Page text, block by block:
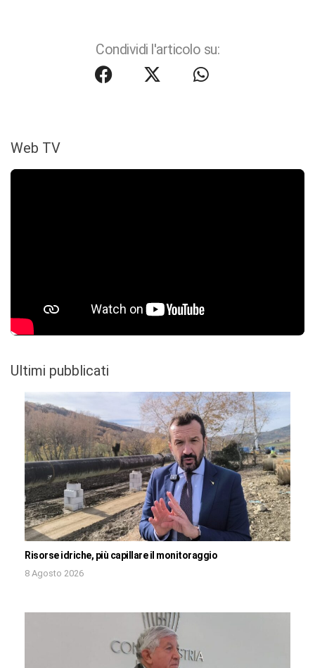
Condividi l'articolo su:
Web TV
Ultimi pubblicati
Risorse idriche, più capillare il monitoraggio
8 Agosto 2026